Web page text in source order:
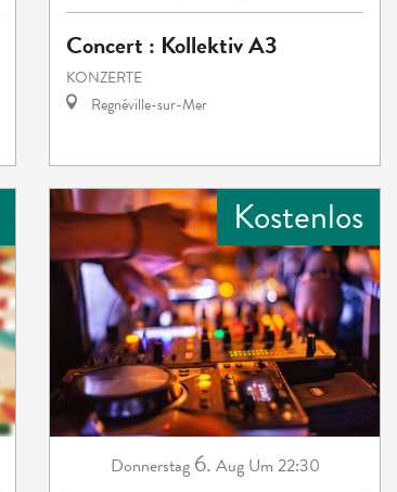
Concert : Kollektiv A3
KONZERTE
Regnéville-sur-Mer
Kostenlos
Donnerstag 6. Aug Um 22:30